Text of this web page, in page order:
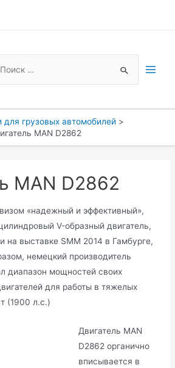
для грузовых автомобилей
MAN D2862
MAN D2862
«надежный и эффективный»,
V-образный двигатель,
на выставке SMM 2014 в Гамбурге,
немецкий производитель
диапазон мощностей своих
для работы в тяжелых
(1900 л.с.)
Двигатель MAN
D2862 органично
вписывается в